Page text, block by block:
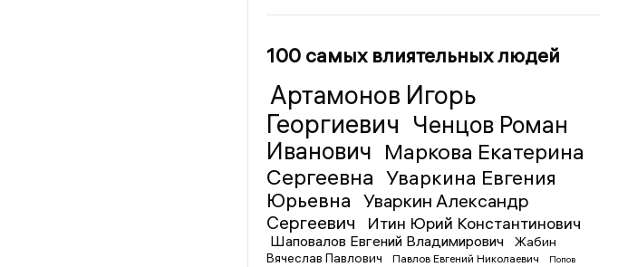
100 самых влиятельных людей
Артамонов Игорь
Георгиевич Ченцов Роман
Иванович Маркова Екатерина
Сергеевна Уваркина Евгения
Юрьевна
Уваркин Александр
Сергеевич
Итин Юрий Константинович
Шаповалов Евгений Владимирович
Жабин
Вячеслав Павлович
Павлов Евгений Николаевич
Попов